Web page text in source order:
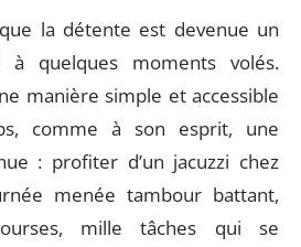
la détente est devenue un
à quelques moments volés.
manière simple et accessible
comme à son esprit, une
: profiter d’un jacuzzi chez
menée tambour battant,
mille tâches qui se